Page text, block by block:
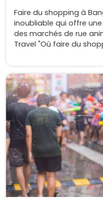
Faire du shopping à
inoubliable qui offre
des marchés de rue
Travel "Où faire du